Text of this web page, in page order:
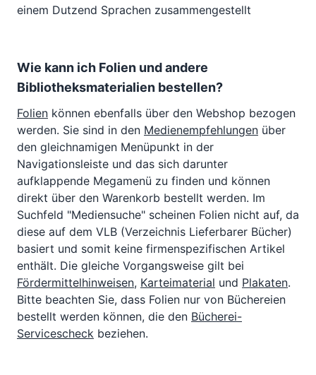
einem Dutzend Sprachen zusammengestellt
Wie kann ich Folien und andere
Bibliotheksmaterialien bestellen?
Folien können ebenfalls über den Webshop bezogen
werden. Sie sind in den Medienempfehlungen über
den gleichnamigen Menüpunkt in der
Navigationsleiste und das sich darunter
aufklappende Megamenü zu finden und können
direkt über den Warenkorb bestellt werden. Im
Suchfeld "Mediensuche" scheinen Folien nicht auf, da
diese auf dem VLB (Verzeichnis Lieferbarer Bücher)
basiert und somit keine firmenspezifischen Artikel
enthält. Die gleiche Vorgangsweise gilt bei
Fördermittelhinweisen, Karteimaterial und Plakaten.
Bitte beachten Sie, dass Folien nur von Büchereien
bestellt werden können, die den Bücherei-
Servicescheck beziehen.